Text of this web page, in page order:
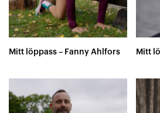
Mitt löppass – Fanny Ahlfors Mitt